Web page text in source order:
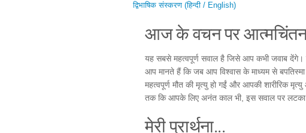
द्विभाषिक संस्करण (हिन्दी / English)
आज के वचन पर
यह सबसे महत्वपूर्ण सवाल है जिसे आप कभी जवाब देंगे।
आप मानते हैं कि जब आप विश्वास के माध्यम से
महत्वपूर्ण मौत की मृत्यु हो गईं और आपकी शारीरिक
तक कि आपके लिए अनंत काल भी, इस सवाल पर
मेरी प्रार्थना...